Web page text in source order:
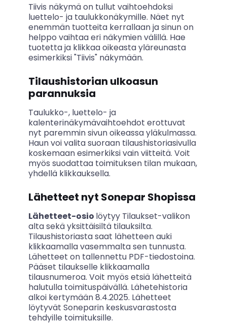
Tiivis näkymä on tullut vaihtoehdoksi
luettelo- ja taulukkonäkymille. Näet nyt
enemmän tuotteita kerrallaan ja sinun on
helppo vaihtaa eri näkymien välillä. Hae
tuotetta ja klikkaa oikeasta yläreunasta
esimerkiksi "Tiivis" näkymään.
Tilaushistorian ulkoasun
parannuksia
Taulukko-, luettelo- ja
kalenterinäkymävaihtoehdot erottuvat
nyt paremmin sivun oikeassa yläkulmassa.
Haun voi valita suoraan tilaushistoriasivulla
koskemaan esimerkiksi vain viitteitä. Voit
myös suodattaa toimituksen tilan mukaan,
yhdellä klikkauksella.
Lähetteet nyt Sonepar Shopissa
Lähetteet-osio löytyy Tilaukset-valikon
alta sekä yksittäisiltä tilauksilta.
Tilaushistoriastasaat lähetteen auki
klikkaamalla vasemmalta sen tunnusta.
Lähetteet on tallennettu PDF-tiedostoina.
Pääset tilaukselle klikkaamalla
tilausnumeroa. Voit myös etsiä lähetteitä
halutulla toimituspäivällä. Lähetehistoria
alkoi kertymään 8.4.2025. Lähetteet
löytyvät Soneparin keskusvarastosta
tehdyille toimituksille.